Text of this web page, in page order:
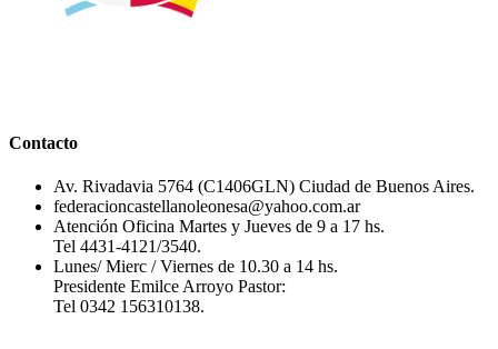
Contacto
Av. Rivadavia 5764 (C1406GLN) Ciudad de Buenos Aires.
federacioncastellanoleonesa@yahoo.com.ar
Atención Oficina Martes y Jueves de 9 a 17 hs.
Tel 4431-4121/3540.
Lunes/ Mierc / Viernes de 10.30 a 14 hs.
Presidente Emilce Arroyo Pastor:
Tel 0342 156310138.